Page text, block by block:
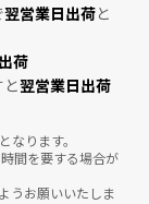
翌営業日出荷と
荷
と翌営業日出荷
ります。
間を要する場合が
うお願いいたしま